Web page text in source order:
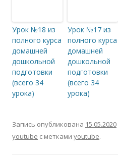
Урок №18 из
полного курса
домашней
дошкольной
подготовки
(всего 34
урока)
Урок №17 из
полного курса
домашней
дошкольной
подготовки
(всего 34
урока)
Запись опубликована 15.05.2020
youtube с метками youtube.